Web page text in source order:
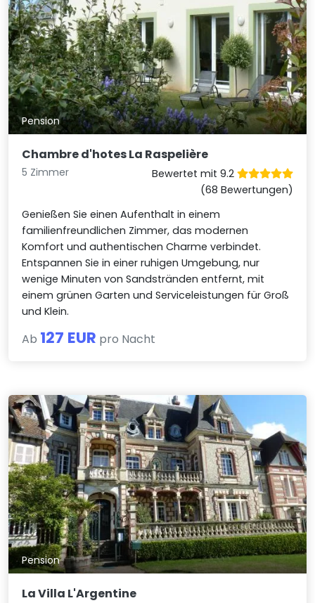
Pension
Chambre d'hotes La Raspelière
5 Zimmer
Bewertet mit 9.2
(68 Bewertungen)
Genießen Sie einen Aufenthalt in einem
familienfreundlichen Zimmer, das modernen
Komfort und authentischen Charme verbindet.
Entspannen Sie in einer ruhigen Umgebung, nur
wenige Minuten von Sandstränden entfernt, mit
einem grünen Garten und Serviceleistungen für Groß
und Klein.
Ab 127 EUR pro Nacht
Pension
La Villa L'Argentine